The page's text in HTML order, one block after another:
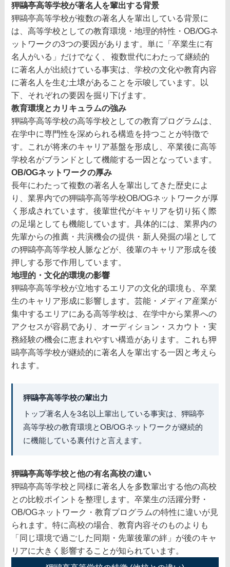
狎鷗亭高等学校が著名人を輩出する背景
狎鷗亭高等学校が複数の著名人を輩出している背景に
は、高等学校としての教育環境・地理的特性・OB/OGネ
ットワークの3つの要因があります。単に「卒業生に有
名人がいる」だけでなく、
複数世代にわたって継続的
に著名人が出続けている事実は、学校の文化や教育内容
に著名人を生む土壌があることを示唆しています。以
下、それぞれの要因を掘り下げます。
教育環境とカリキュラムの強み
狎鷗亭高等学校の高等学校としての教育プログラムは、
在学中に専門性を深められる構造を持つことが特徴で
す。これが将来のキャリア基盤を形成し、卒業後に高等
学校名がブランドとして機能する一因となっています。
OB/OGネットワークの厚み
長年にわたって複数の著名人を輩出してきた歴史によ
り、業界内での狎鷗亭高等学校OB/OGネットワークが厚
く形成されています。後輩世代がキャリアを切り拓く際
の足場としても機能しています。具体的には、業界内の
先輩からの推薦・共演機会の提供・新人発掘の場として
の狎鷗亭高等学校人脈などが、後輩のキャリア形成を後
押しする形で作用しています。
地理的・文化的環境の影響
狎鷗亭高等学校が立地するエリアの文化的環境も、卒業
生のキャリア形成に影響します。芸能・メディア産業が
集中するエリアにある高等学校は、在学中から業界への
アクセスが容易であり、オーディション・スカウト・実
務経験の機会に恵まれやすい構造があります。これも狎
鷗亭高等学校が継続的に著名人を輩出する一因と考えら
れます。
狎鷗亭高等学校の輩出力
トップ著名人を3名以上輩出している事実は、狎鷗亭
高等学校の教育環境とOB/OGネットワークが継続的
に機能している裏付けと言えます。
狎鷗亭高等学校と他の有名高校の違い
狎鷗亭高等学校と同様に著名人を多数輩出する他の高校
との比較ポイントを整理します。卒業生の活躍分野・
OB/OGネットワーク・教育プログラムの特性に違いが見
られます。特に高校の場合、教育内容そのものよりも
「同じ環境で過ごした同期・先輩後輩の絆」が後のキャ
リアに大きく影響することが知られています。